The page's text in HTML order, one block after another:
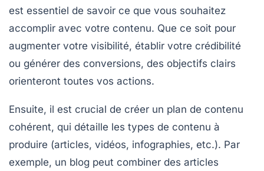
est essentiel de savoir ce que vous souhaitez
accomplir avec votre contenu. Que ce soit pour
augmenter votre visibilité, établir votre crédibilité
ou générer des conversions, des objectifs clairs
orienteront toutes vos actions.
Ensuite, il est crucial de créer un plan de contenu
cohérent, qui détaille les types de contenu à
produire (articles, vidéos, infographies, etc.). Par
exemple, un blog peut combiner des articles